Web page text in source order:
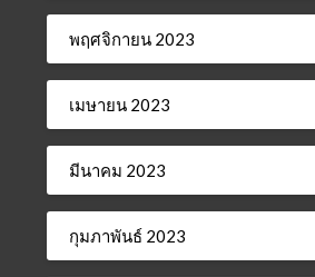
พฤศจิกายน 2023
เมษายน 2023
มีนาคม 2023
กุมภาพันธ์ 2023